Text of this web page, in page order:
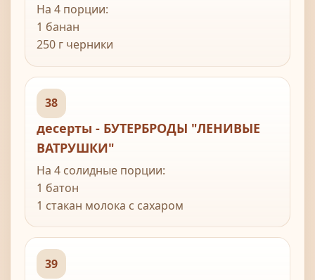
На 4 порции:
1 банан
250 г черники
4 куска хлеба с семечками или грецкими
орехами
1 ст л жидкого меда
38
десерты - БУТЕРБРОДЫ "ЛЕНИВЫЕ
ВАТРУШКИ"
На 4 солидные порции:
1 батон
1 стакан молока с сахаром
Начинка:
творог - 250 г,
1 яйцо,
39